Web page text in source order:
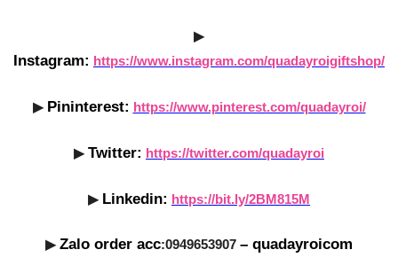
▶
Instagram: https://www.instagram.com/quadayroigiftshop/
▶ Pininterest: https://www.pinterest.com/quadayroi/
▶ Twitter: https://twitter.com/quadayroi
▶ Linkedin: https://bit.ly/2BM815M
▶ Zalo order acc:0949653907 – quadayroicom